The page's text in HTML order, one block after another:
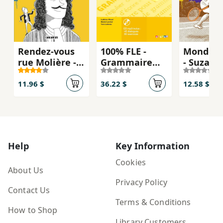
Rendez-vous
rue Molière -
Niv. A1
11.96 $
100% FLE -
Grammaire
essentielle du
français A2 -
36.22 $
Mondes
-
étoile à
12.58 $
Help
About Us
Contact Us
How to Shop
Key Information
Cookies
Privacy Policy
Terms & Conditions